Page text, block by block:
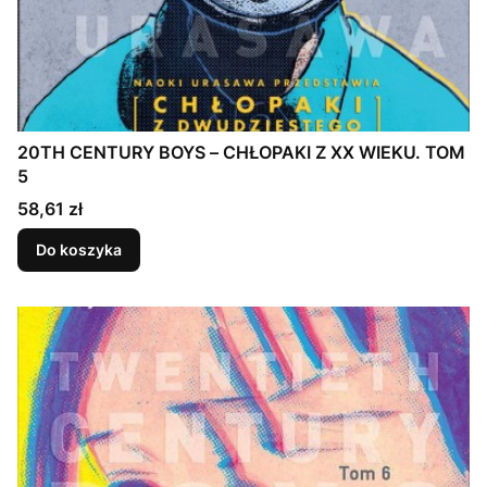
20TH CENTURY BOYS – CHŁOPAKI Z XX WIEKU. TOM
5
Cena
58,61 zł
Do koszyka